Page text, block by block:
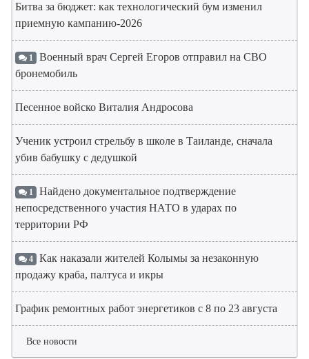
Битва за бюджет: как технологический бум изменил
приемную кампанию-2026
1 Военный врач Сергей Егоров отправил на СВО
бронемобиль
Песенное войско Виталия Андросова
Ученик устроил стрельбу в школе в Таиланде, сначала
убив бабушку с дедушкой
1 Найдено документальное подтверждение
непосредственного участия НАТО в ударах по
территории РФ
4 Как наказали жителей Колымы за незаконную
продажу краба, палтуса и икры
График ремонтных работ энергетиков с 8 по 23 августа
Все новости